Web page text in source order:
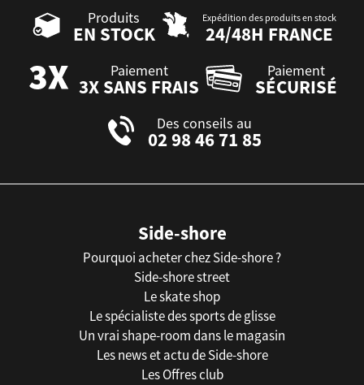
Produits
EN STOCK
Expédition des produits en stock
24/48H FRANCE
Paiement
3X SANS FRAIS
Paiement
SÉCURISÉ
Des conseils au
02 98 46 71 85
Side-shore
Pourquoi acheter chez Side-shore ?
Side-shore street
Le skate shop
Le spécialiste des sports de glisse
Un vrai shape-room dans le magasin
Les news et actu de Side-shore
Les Offres club